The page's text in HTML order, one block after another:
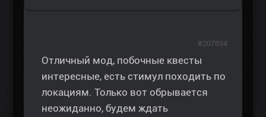
Отличный мод, побочные квесты
интересные, есть стимул походить по
локациям. Только вот обрывается
неожиданно, будем ждать
#207894